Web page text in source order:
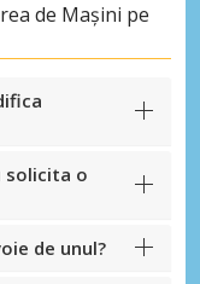
de Mașini pe
solicita o
de unul?